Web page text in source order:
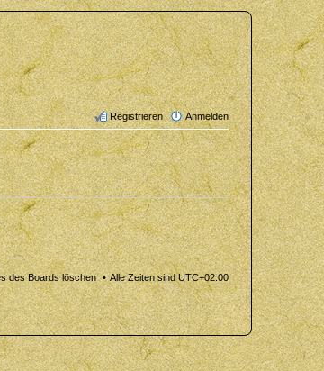
Anmelden
Registrieren
Alle Zeiten sindUTC+02:00
des Boards löschen